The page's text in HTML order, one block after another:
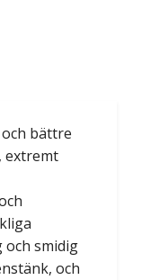
bättre
extremt
smidig
och